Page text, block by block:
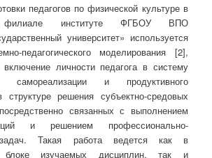
педагогов по физической культуре в
филиале институте ФГБОУ ВПО
университет» используется
педагогического моделирования [2],
личности педагога в систему
самореализации и продуктивного
решения субъектно-средовых
связанных с выполнением
и решением профессионально-
задач. Такая работа ведется как в
блоке изучаемых дисциплин, так и